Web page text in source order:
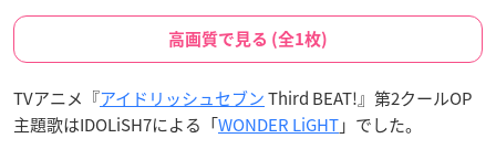
高画質で見る (全1枚)
TVアニメ『アイドリッシュセブンThird BEAT!』第2クールOP
主題歌はIDOLiSH7による「WONDER LiGHT」でした。